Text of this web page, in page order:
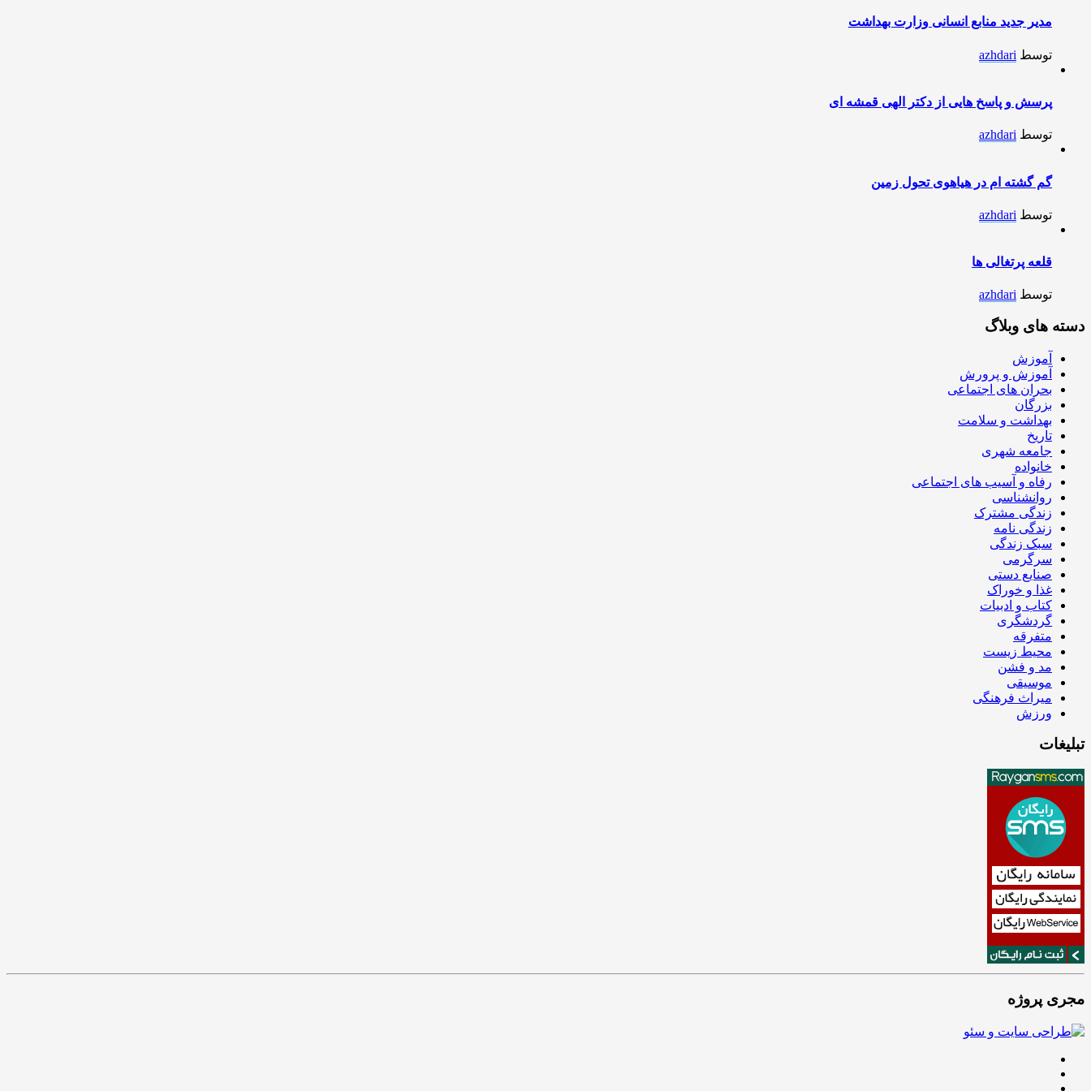
مدیر جدید منابع انسانی وزارت بهداشت
توسط azhdari
پرسش و پاسخ هایی از دکتر الهی قمشه ای
توسط azhdari
گم گشته ام در هیاهوی تحول زمین
توسط azhdari
قلعه پرتغالی ها
توسط azhdari
دسته های وبلاگ
آموزش
آموزش و پرورش
بحران های اجتماعی
بزرگان
بهداشت و سلامت
تاریخ
جامعه شهری
خانواده
رفاه و آسیب های اجتماعی
روانشناسی
زندگی مشترک
زندگی نامه
سبک زندگی
سرگرمی
صنایع دستی
غذا و خوراک
کتاب و ادبیات
گردشگری
متفرقه
محیط زیست
مد و فشن
موسیقی
میراث فرهنگی
ورزش
تبلیغات
مجری پروژه